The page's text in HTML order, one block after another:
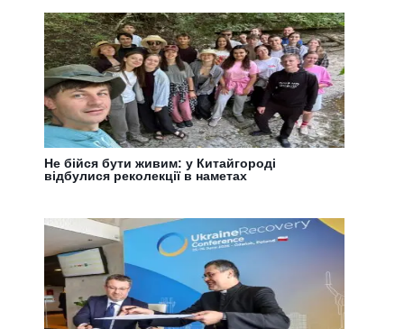
Не бійся бути живим: у Китайгороді
відбулися реколекції в наметах